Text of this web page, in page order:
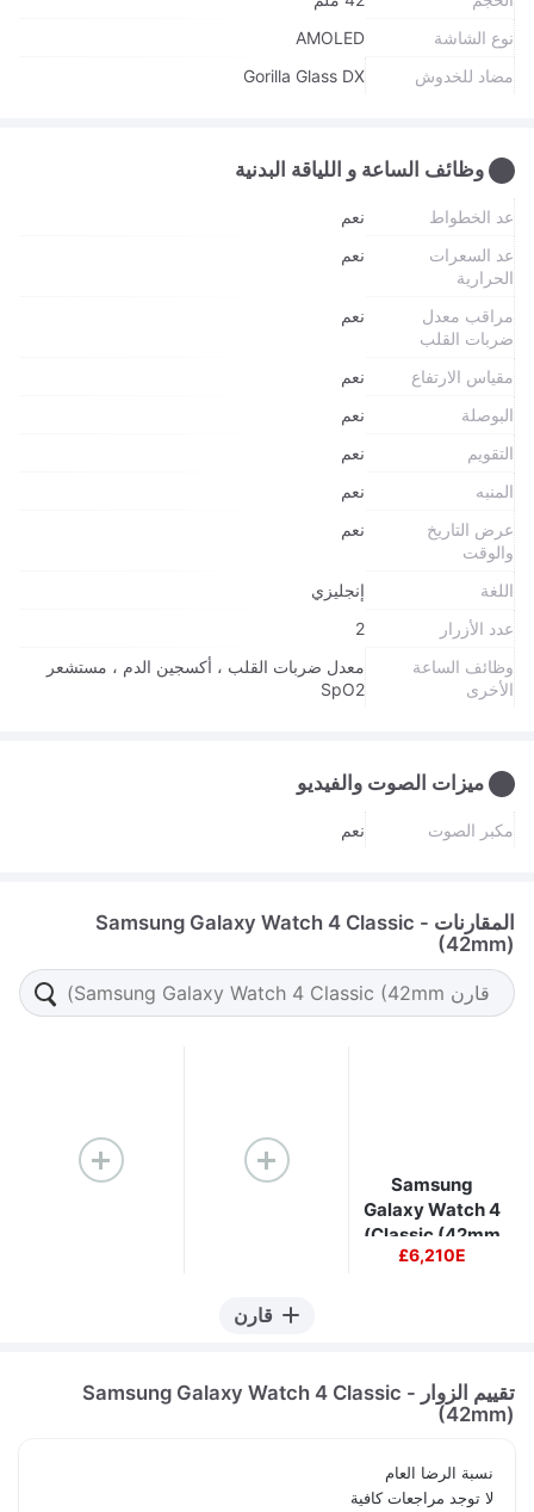
نوع الشاشة
AMOLED
مضاد للخدوش
Gorilla Glass DX
وظائف الساعة و اللياقة البدنية
عد الخطواط
نعم
عد السعرات
الحرارية
نعم
مراقب معدل
ضربات القلب
نعم
مقياس الارتفاع
نعم
البوصلة
نعم
التقويم
نعم
المنبه
نعم
عرض التاريخ
والوقت
نعم
اللغة
إنجليزي
عدد الأزرار
2
وظائف الساعة
الأخرى
معدل ضربات القلب ، أكسجين الدم ، مستشعر
SpO2
ميزات الصوت والفيديو
مكبر الصوت نعم
المقارنات - Samsung Galaxy Watch 4 Classic
(42mm)
Samsung
Galaxy Watch 4
Classic (42mm)
6,210E£
قارن
تقييم الزوار - Samsung Galaxy Watch 4 Classic
(42mm)
نسبة الرضا العام
لا توجد مراجعات كافية